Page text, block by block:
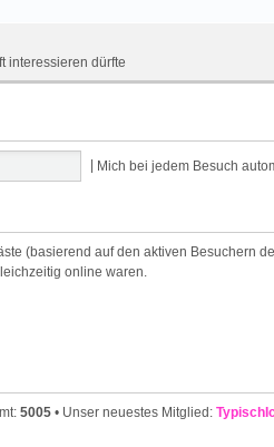
interessieren dürfte
Mich bei jedem Besuch
(basierend auf den aktiven Besuchern
online waren.
5005 • Unser neuestes Mitglied: